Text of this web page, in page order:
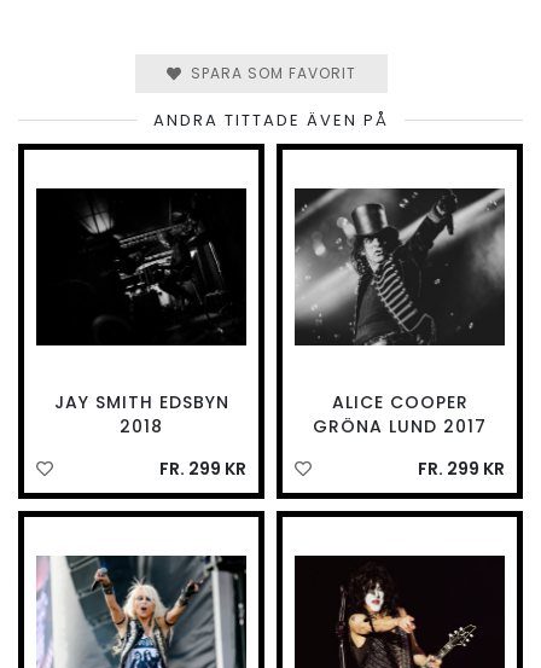
SPARA SOM FAVORIT
ANDRA TITTADE ÄVEN PÅ
JAY SMITH EDSBYN
2018
FR. 299 KR
ALICE COOPER
GRÖNA LUND 2017
FR. 299 KR